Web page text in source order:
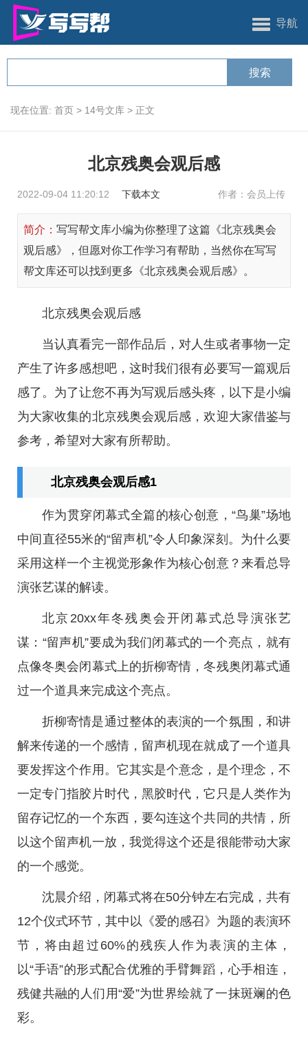
导航
现在位置: 首页 > 14号文库 > 正文
北京残奥会观后感
2022-09-04 11:20:12 下载本文 作者：会员上传
简介： 写写帮文库小编为你整理了这篇《北京残奥会
观后感》，但愿对你工作学习有帮助，当然你在写写
帮文库还可以找到更多《北京残奥会观后感》。
北京残奥会观后感
当认真看完一部作品后，对人生或者事物一定
产生了许多感想吧，这时我们很有必要写一篇观后
感了。为了让您不再为写观后感头疼，以下是小编
为大家收集的北京残奥会观后感，欢迎大家借鉴与
参考，希望对大家有所帮助。
北京残奥会观后感1
作为贯穿闭幕式全篇的核心创意，“鸟巢”场地
中间直径55米的“留声机”令人印象深刻。为什么要
采用这样一个主视觉形象作为核心创意？来看总导
演张艺谋的解读。
北京20xx年冬残奥会开闭幕式总导演张艺
谋：“留声机”要成为我们闭幕式的一个亮点，就有
点像冬奥会闭幕式上的折柳寄情，冬残奥闭幕式通
过一个道具来完成这个亮点。
折柳寄情是通过整体的表演的一个氛围，和讲
解来传递的一个感情，留声机现在就成了一个道具
要发挥这个作用。它其实是个意念，是个理念，不
一定专门指胶片时代，黑胶时代，它只是人类作为
留存记忆的一个东西，要勾连这个共同的共情，所
以这个留声机一放，我觉得这个还是很能带动大家
的一个感觉。
沈晨介绍，闭幕式将在50分钟左右完成，共有
12个仪式环节，其中以《爱的感召》为题的表演环
节，将由超过60%的残疾人作为表演的主体，
以“手语”的形式配合优雅的手臂舞蹈，心手相连，
残健共融的人们用“爱”为世界绘就了一抹斑斓的色
彩。